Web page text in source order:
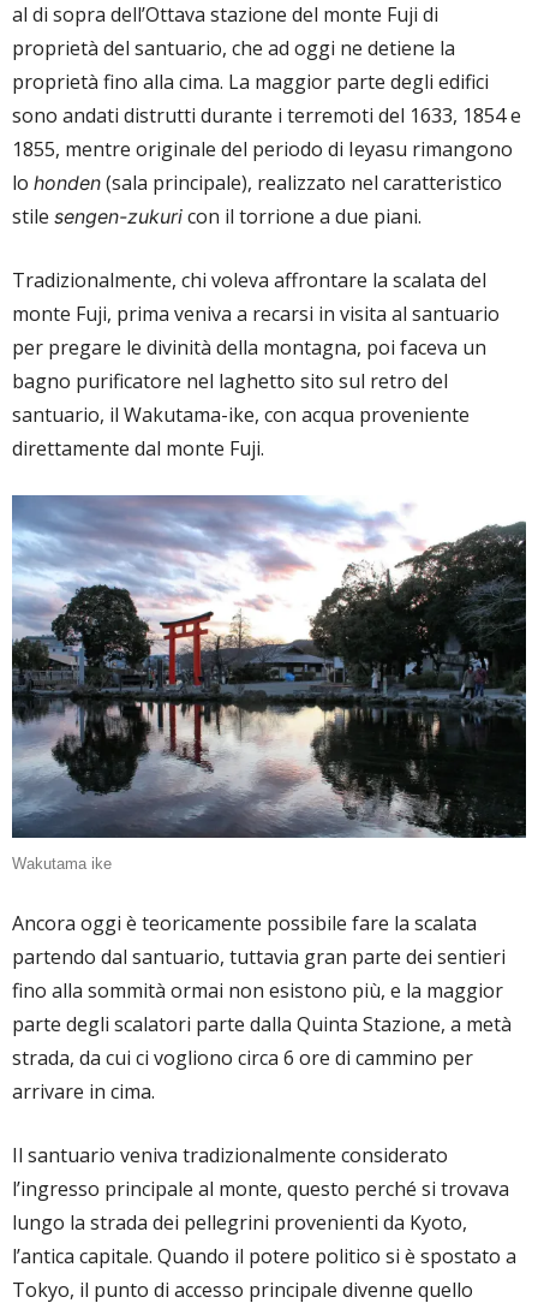
al di sopra dell’Ottava stazione del monte Fuji di
proprietà del santuario, che ad oggi ne detiene la
proprietà fino alla cima. La maggior parte degli edifici
sono andati distrutti durante i terremoti del 1633, 1854 e
1855, mentre originale del periodo di Ieyasu rimangono
lo honden (sala principale), realizzato nel caratteristico
stile sengen-zukuri con il torrione a due piani.
Tradizionalmente, chi voleva affrontare la scalata del
monte Fuji, prima veniva a recarsi in visita al santuario
per pregare le divinità della montagna, poi faceva un
bagno purificatore nel laghetto sito sul retro del
santuario, il Wakutama-ike, con acqua proveniente
direttamente dal monte Fuji.
Wakutama ike
Ancora oggi è teoricamente possibile fare la scalata
partendo dal santuario, tuttavia gran parte dei sentieri
fino alla sommità ormai non esistono più, e la maggior
parte degli scalatori parte dalla Quinta Stazione, a metà
strada, da cui ci vogliono circa 6 ore di cammino per
arrivare in cima.
Il santuario veniva tradizionalmente considerato
l’ingresso principale al monte, questo perché si trovava
lungo la strada dei pellegrini provenienti da Kyoto,
l’antica capitale. Quando il potere politico si è spostato a
Tokyo, il punto di accesso principale divenne quello